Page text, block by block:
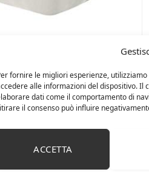
fornire le migliori esperienze,
alle informazioni del dispositivo. Il
dati come il comportamento di
il consenso può influire
ACCETTA
giocattoli, scarpe, ecc.